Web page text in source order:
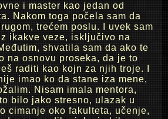
i master kao jedan od
Nakom toga počela sam da
trećem poslu. I uvek sam
ikakve veze, isključivo na
shvatila sam da ako te
na osnovu proseka, da je to
raditi kao kojn za njih troje. I
imao ko da stane iza mene,
Nisam imala mentora,
bilo jako stresno, ulazak u
cimanje oko fakulteta, učenje,